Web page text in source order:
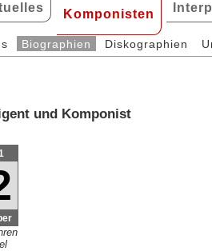
Komponisten
Biographien Diskographien
und Komponist